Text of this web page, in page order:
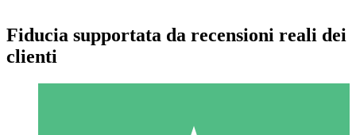
Fiducia supportata da recensioni reali dei
clienti